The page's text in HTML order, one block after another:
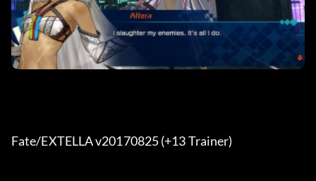
Fate/EXTELLA v20170825 (+13 Trainer)